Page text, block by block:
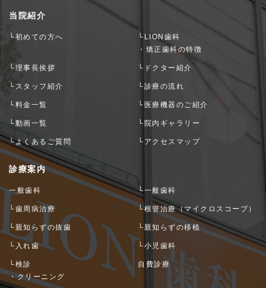
当院紹介
└初めての方へ
└LION歯科
・矯正歯科の特徴
└理事長挨拶 └ドクター紹介
└スタッフ紹介 └診療の流れ
└料金一覧 └医療機器のご紹介
└動画一覧 └院内ギャラリー
└よくあるご質問 └アクセスマップ
診療案内
一般歯科 └一般歯科
└歯周病治療 └根管治療（マイクロスコープ）
└親知らずの抜歯 └親知らずの移植
└入れ歯 └小児歯科
└検診
・クリーニング
自費診療